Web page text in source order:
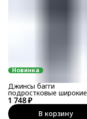
Новинка
1 748 ₽
Джинсы багги
подростковые широкие
В корзину